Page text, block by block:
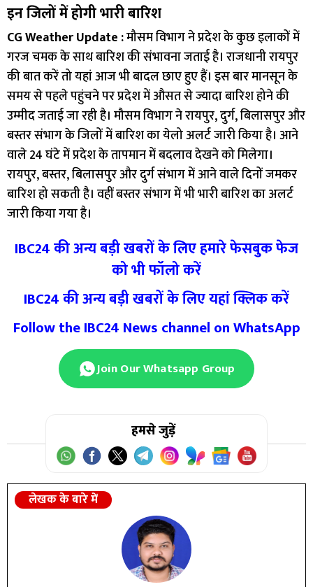
इन जिलों में होगी भारी बारिश
CG Weather Update :मौसम विभाग ने प्रदेश के कुछ इलाकों में
गरज चमक के साथ बारिश की संभावना जताई है। राजधानी रायपुर
की बात करें तो यहां आज भी बादल छाए हुए हैं। इस बार मानसून के
समय से पहले पहुंचने पर प्रदेश में औसत से ज्यादा बारिश होने की
उम्मीद जताई जा रही है। मौसम विभाग ने रायपुर, दुर्ग, बिलासपुर और
बस्तर संभाग के जिलों में बारिश का येलो अलर्ट जारी किया है। आने
वाले 24 घंटे में प्रदेश के तापमान में बदलाव देखने को मिलेगा।
रायपुर, बस्तर, बिलासपुर और दुर्ग संभाग में आने वाले दिनों जमकर
बारिश हो सकती है। वहीं बस्तर संभाग में भी भारी बारिश का अलर्ट
जारी किया गया है।
IBC24 की अन्य बड़ी खबरों के लिए हमारे फेसबुक फेज
को भी फॉलो करें
IBC24 की अन्य बड़ी खबरों के लिए यहां क्लिक करें
Follow the IBC24 News channel on WhatsApp
Join Our Whatsapp Group
हमसे जुड़ें
लेखक के बारे में